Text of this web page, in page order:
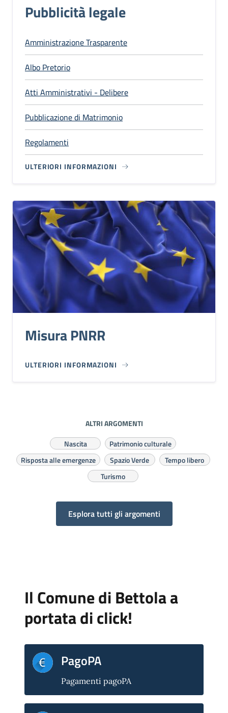
Pubblicità legale
Amministrazione Trasparente
Albo Pretorio
Atti Amministrativi - Delibere
Pubblicazione di Matrimonio
Regolamenti
ULTERIORI INFORMAZIONI
Misura PNRR
ULTERIORI INFORMAZIONI
ALTRI ARGOMENTI
Nascita
Patrimonio culturale
Risposta alle emergenze
Spazio Verde
Tempo libero
Turismo
Esplora tutti gli argomenti
Il Comune di Bettola a
portata di click!
PagoPA
Pagamenti pagoPA